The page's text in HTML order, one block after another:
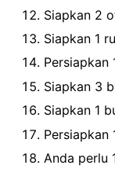
Siapkan 2
Siapkan 1
Persiapkan
Siapkan 3
Siapkan 1
Persiapkan
Anda perlu